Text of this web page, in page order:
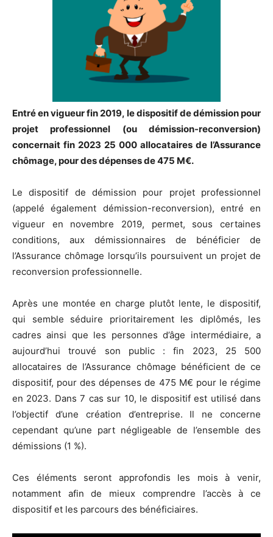
Entré en vigueur fin 2019, le dispositif de démission pour
projet professionnel (ou démission-reconversion)
concernait fin 2023 25 000 allocataires de l’Assurance
chômage, pour des dépenses de 475 M€.
Le dispositif de démission pour projet professionnel
(appelé également démission-reconversion), entré en
vigueur en novembre 2019, permet, sous certaines
conditions, aux démissionnaires de bénéficier de
l’Assurance chômage lorsqu’ils poursuivent un projet de
reconversion professionnelle.
Après une montée en charge plutôt lente, le dispositif,
qui semble séduire prioritairement les diplômés, les
cadres ainsi que les personnes d’âge intermédiaire, a
aujourd’hui trouvé son public : fin 2023, 25 500
allocataires de l’Assurance chômage bénéficient de ce
dispositif, pour des dépenses de 475 M€ pour le régime
en 2023. Dans 7 cas sur 10, le dispositif est utilisé dans
l’objectif d’une création d’entreprise. Il ne concerne
cependant qu’une part négligeable de l’ensemble des
démissions (1 %).
Ces éléments seront approfondis les mois à venir,
notamment afin de mieux comprendre l’accès à ce
dispositif et les parcours des bénéficiaires.